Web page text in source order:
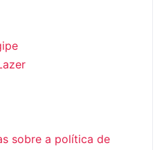
sobre a política de